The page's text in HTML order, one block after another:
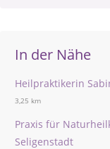
In der Nähe
Heilpraktikerin
3,25 km
Praxis für
Seligenstadt